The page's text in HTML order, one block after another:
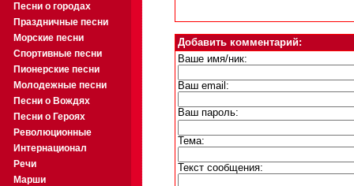
Песни о городах
Праздничные песни
Морские песни
Спортивные песни
Пионерские песни
Молодежные песни
Песни о Вождях
Песни о Героях
Революционные
Интернационал
Речи
Марши
Добавить комментарий:
Ваше имя/ник:
Ваш email:
Ваш пароль:
Тема:
Текст сообщения: